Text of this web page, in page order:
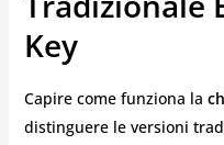
Key
Capire come funziona la
distinguere le versioni